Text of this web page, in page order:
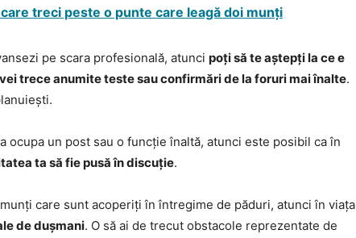
treci peste o punte care leagă doi munți
pe scara profesională, atunci poți să te aștepți la ce e
trece anumite teste sau confirmări de la foruri mai înalte.
ocupa un post sau o funcție înaltă, atunci este posibil ca în
ta să fie pusă în discuție.
care sunt acoperiți în întregime de păduri, atunci în viața
de dușmani. O să ai de trecut obstacole reprezentate de